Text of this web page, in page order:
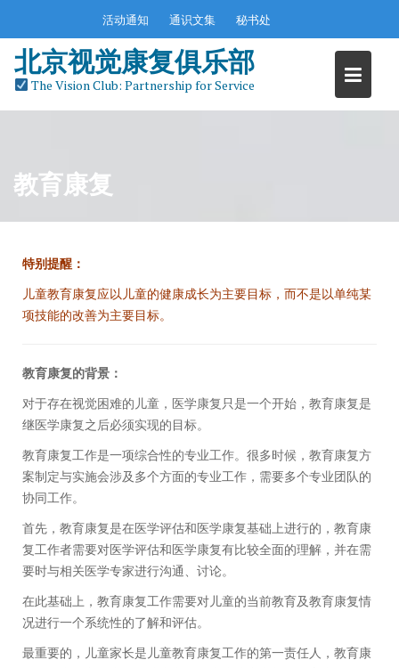
content
活动通知 通识文集 秘书处
北京视觉康复俱乐部
The Vision Club: Partnership for Service
教育康复
特别提醒：
儿童教育康复应以儿童的健康成长为主要目标，而不是以单纯某
项技能的改善为主要目标。
教育康复的背景：
对于存在视觉困难的儿童，医学康复只是一个开始，教育康复是
继医学康复之后必须实现的目标。
教育康复工作是一项综合性的专业工作。很多时候，教育康复方
案制定与实施会涉及多个方面的专业工作，需要多个专业团队的
协同工作。
首先，教育康复是在医学评估和医学康复基础上进行的，教育康
复工作者需要对医学评估和医学康复有比较全面的理解，并在需
要时与相关医学专家进行沟通、讨论。
在此基础上，教育康复工作需要对儿童的当前教育及教育康复情
况进行一个系统性的了解和评估。
最重要的，儿童家长是儿童教育康复工作的第一责任人，教育康